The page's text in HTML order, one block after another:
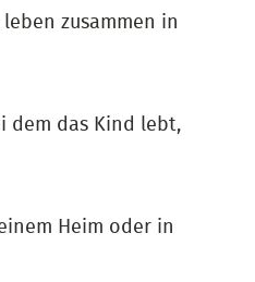
zusammen in
dem das Kind lebt,
Heim oder in